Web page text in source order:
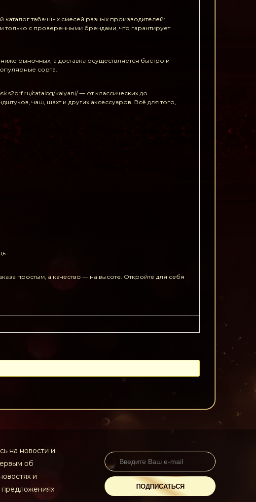
каталог табачных смесей разных производителей:
только с проверенными брендами, что гарантирует
рыночных, а доставка осуществляется быстро и
сорта.
catalog/kalyani/— от классических до
чаш, шахт и других аксессуаров. Всё для того,
простым, а качество — на высоте. Откройте для себя
на новости и
об
и
предложениях
ПОДПИСАТЬСЯ